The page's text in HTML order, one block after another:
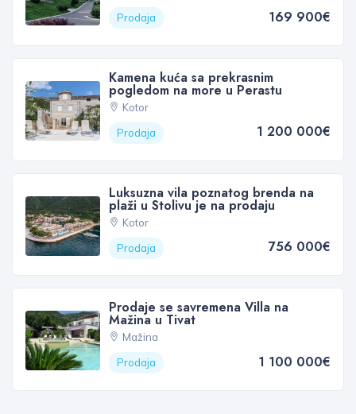
Prodaja
169 900€
Kamena kuća sa prekrasnim
pogledom na more u Perastu
Kotor
Prodaja
1 200 000€
Luksuzna vila poznatog brenda na
plaži u Stolivu je na prodaju
Kotor
Prodaja
756 000€
Prodaje se savremena Villa na
Mažina u Tivat
Mažina
Prodaja
1 100 000€